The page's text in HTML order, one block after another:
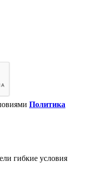
Политика
гибкие условия